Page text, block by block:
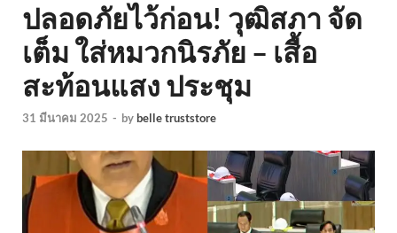
ปลอดภัยไว้ก่อน!⁣ วุฒิสภา จัด
เต็ม ใส่หมวกนิรภัย – เสื้อ
สะท้อนแสง ประชุม
31 มีนาคม 2025 - bybelle truststore